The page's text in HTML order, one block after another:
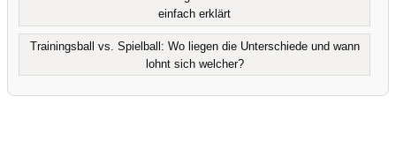
einfach erklärt
Trainingsball vs. Spielball: Wo liegen die Unterschiede und wann
lohnt sich welcher?